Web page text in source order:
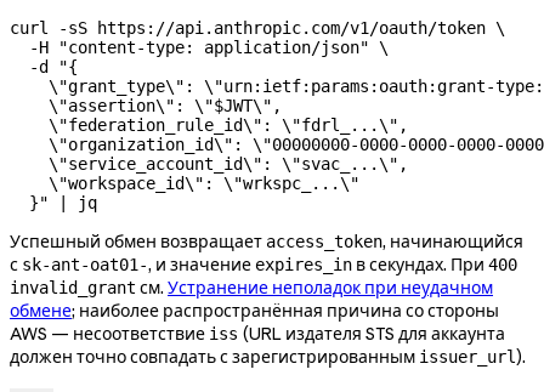
curl
-sS https://api.anthropic.com/v1/oauth/token \
  -H
"content-type: application/json" \
  -d
"{
    \"
grant_type\" : \"urn:ietf:params:oauth:grant-
    \"
assertion\" : \"$JWT\" ,
    \"
federation_rule_id\" : \"fdrl_...\" ,
    \"
organization_id\" : \"00000000-0000-0000-0000-
    \"
service_account_id\" : \"svac_...\" ,
    \"
workspace_id\" : \"wrkspc_...\"
  }"
| jq
Успешный обмен возвращает access_token, начинающийся
с sk-ant-oat01-, и значение expires_in в секундах. При 400
invalid_grant см. Устранение неполадок при неудачном
обмене; наиболее распространённая причина со стороны
AWS — несоответствие iss (URL издателя STS для аккаунта
должен точно совпадать с зарегистрированным issuer_url).